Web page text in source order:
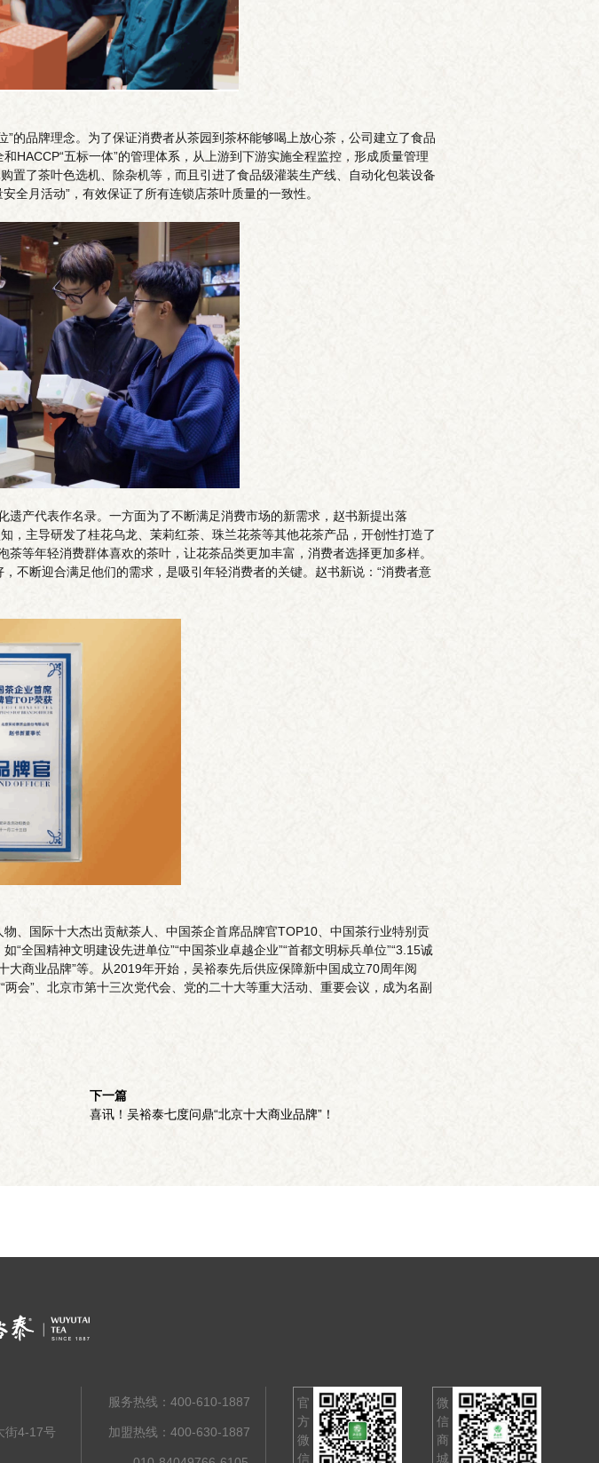
的品牌理念。为了保证消费者从茶园到茶杯能够喝上放心茶，公司建立了食品
HACCP“五标一体”的管理体系，从上游到下游实施全程监控，形成质量管理
置了茶叶色选机、除杂机等，而且引进了食品级灌装生产线、自动化包装设备
全月活动”，有效保证了所有连锁店茶叶质量的一致性。
产代表作名录。一方面为了不断满足消费市场的新需求，赵书新提出落
，主导研发了桂花乌龙、茉莉红茶、珠兰花茶等其他花茶产品，开创性打造了
等年轻消费群体喜欢的茶叶，让花茶品类更加丰富，消费者选择更加多样。
不断迎合满足他们的需求，是吸引年轻消费者的关键。赵书新说：“消费者意
、国际十大杰出贡献茶人、中国茶企首席品牌官TOP10、中国茶行业特别贡
国精神文明建设先进单位”“中国茶业卓越企业”“首都文明标兵单位”“3.15诚
大商业品牌”等。从2019年开始，吴裕泰先后供应保障新中国成立70周年阅
会”、北京市第十三次党代会、党的二十大等重大活动、重要会议，成为名副
下一篇
喜讯！吴裕泰七度问鼎“北京十大商业品牌”！
街4-17号
服务热线：400-610-1887
加盟热线：400-630-1887
官
方
微
信
微
信
商
城